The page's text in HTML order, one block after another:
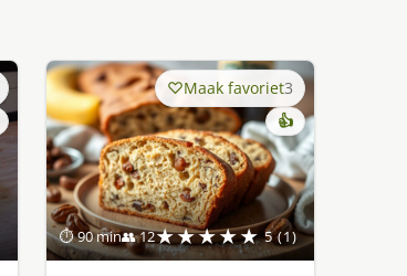
⏱ 90 min👥 12★★★★★ 5 (1)
Maak favoriet3
👍